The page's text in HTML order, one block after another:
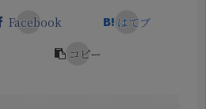
Facebook
はてブ
コピー